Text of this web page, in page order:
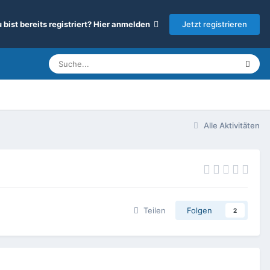
bist bereits registriert? Hier anmelden Jetzt registrieren
Alle Aktivitäten
Teilen Folgen 2